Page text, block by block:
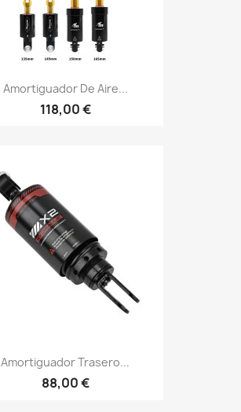
Amortiguador De Aire...
118,00 €
Amortiguador Trasero...
88,00 €